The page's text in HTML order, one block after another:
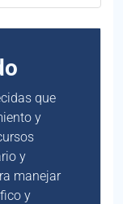
que
y
y
manejar
y